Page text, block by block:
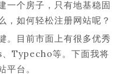
一个房子，只有地基稳固
，如何轻松注册网站呢？
。目前市面上有很多优秀
Typecho等。下面我将
平台。